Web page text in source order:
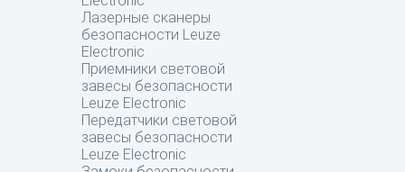
Лазерные сканеры
безопасности Leuze
Electronic
Приемники световой
завесы безопасности
Leuze Electronic
Передатчики световой
завесы безопасности
Leuze Electronic